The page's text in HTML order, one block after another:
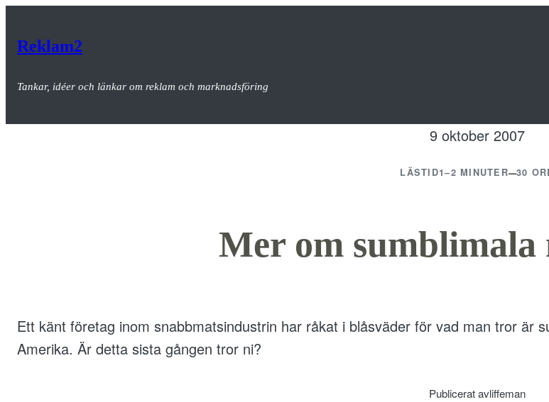
till
innehåll
Reklam2
Tankar, idéer och länkar om reklam och marknadsföring
9 oktober 2007
LÄSTID1–2 MINUTER–30
Mer om sumblimala
Ett känt företag inom snabbmatsindustrin har råkat i blåsväder för vad man tror är
Amerika. Är detta sista gången tror ni?
Publicerat avliffeman